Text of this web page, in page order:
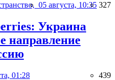
05 августа, 10:35 327
Украина
направление
01:28 439